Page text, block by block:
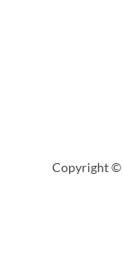
Copyright ©